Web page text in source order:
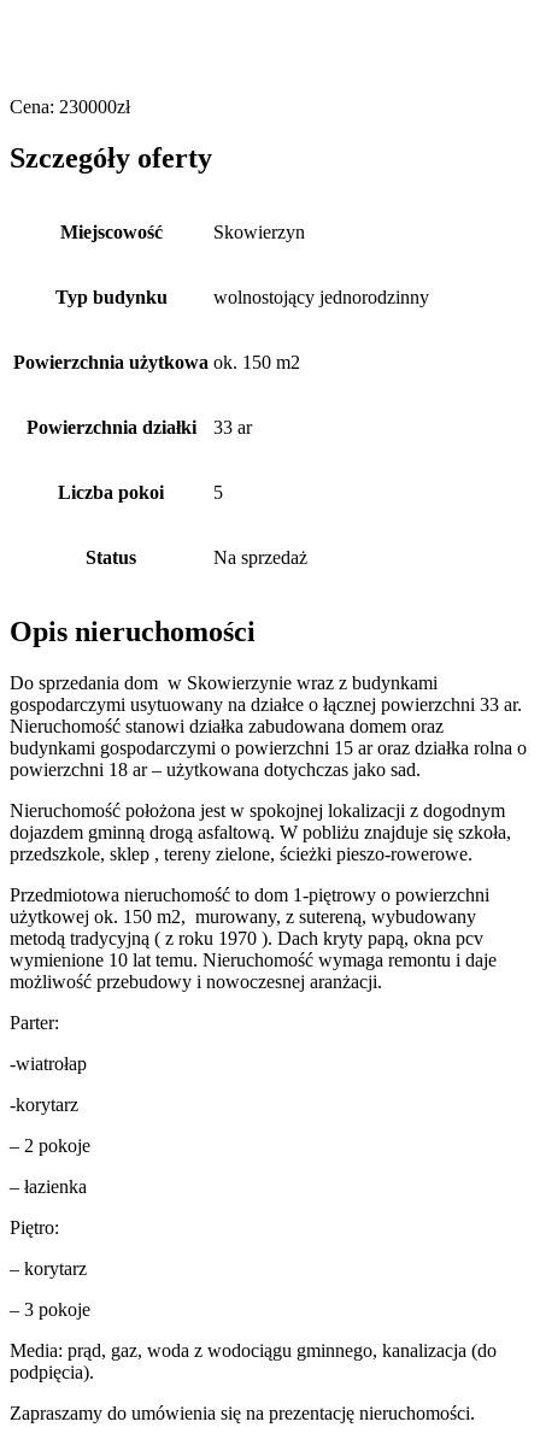
Cena: 230000zł
Szczegóły oferty
Miejscowość Skowierzyn
Typ budynku wolnostojący jednorodzinny
Powierzchnia użytkowa ok. 150 m2
Powierzchnia działki 33 ar
Liczba pokoi 5
Status Na sprzedaż
Opis nieruchomości
Do sprzedania dom w Skowierzynie wraz z budynkami
gospodarczymi usytuowany na działce o łącznej powierzchni 33 ar.
Nieruchomość stanowi działka zabudowana domem oraz
budynkami gospodarczymi o powierzchni 15 ar oraz działka rolna o
powierzchni 18 ar – użytkowana dotychczas jako sad.
Nieruchomość położona jest w spokojnej lokalizacji z dogodnym
dojazdem gminną drogą asfaltową. W pobliżu znajduje się szkoła,
przedszkole, sklep , tereny zielone, ścieżki pieszo-rowerowe.
Przedmiotowa nieruchomość to dom 1-piętrowy o powierzchni
użytkowej ok. 150 m2, murowany, z sutereną, wybudowany
metodą tradycyjną ( z roku 1970 ). Dach kryty papą, okna pcv
wymienione 10 lat temu. Nieruchomość wymaga remontu i daje
możliwość przebudowy i nowoczesnej aranżacji.
Parter:
-wiatrołap
-korytarz
– 2 pokoje
– łazienka
Piętro:
– korytarz
– 3 pokoje
Media: prąd, gaz, woda z wodociągu gminnego, kanalizacja (do
podpięcia).
Zapraszamy do umówienia się na prezentację nieruchomości.